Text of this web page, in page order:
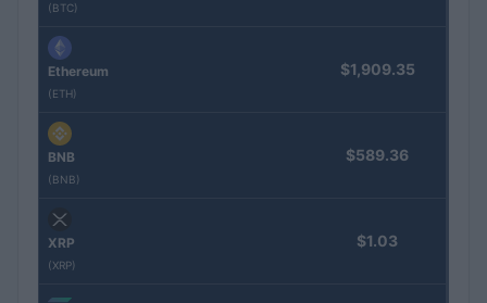
(BTC)
Ethereum
(ETH)
$1,909.35
BNB
(BNB)
$589.36
XRP
(XRP)
$1.03